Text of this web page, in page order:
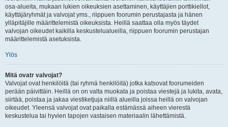
osa-alueita, mukaan lukien oikeuksien asettaminen, käyttäjien porttikiellot,
käyttäjäryhmät ja valvojat yms., riippuen foorumin perustajasta ja hänen
ylläpitäjille määrittelemistä oikeuksista. Heillä saattaa olla myös täydet
valvojan oikeudet kaikilla keskustelualueilla, riippuen foorumin perustajan
määrittelemistä asetuksista.
Ylös
Mitä ovatr valvojat?
Valvojat ovat henkilöitä (tai ryhmä henkilöitä) jotka katsovat foorumeiden
perään päivittäin. Heillä on on valta muokata ja poistaa viestejä ja lukita, avata,
siirtää, poistaa ja jakaa viestiketjuja niillä alueilla joissa heillä on valvojan
oikeudet. Yleensä valvojat ovat paikalla estämässä aiheen vierestä
keskustelua tai hyvien tapojen vastaisen materiaalin lähettämistä.